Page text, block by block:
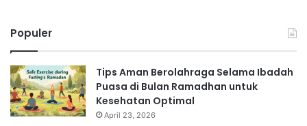
Populer
Tips Aman Berolahraga Selama Ibadah
Puasa di Bulan Ramadhan untuk
Kesehatan Optimal
April 23, 2026